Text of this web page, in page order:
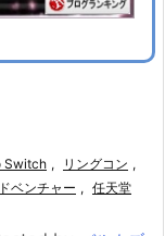
Switch , リングコン ,
ベンチャー , 任天堂